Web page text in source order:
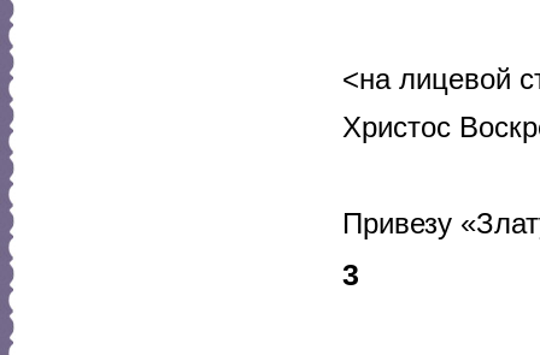
<на лицевой
Христос
Привезу
3